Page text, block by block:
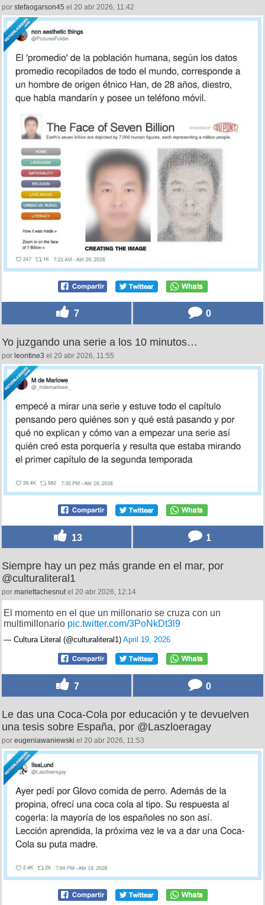
por stefaogarson45 el 20 abr 2026, 11:42
7 0
Yo juzgando una serie a los 10 minutos…
por leontine3 el 20 abr 2026, 11:55
13 1
Siempre hay un pez más grande en el mar, por
@culturaliteral1
por mariettachesnutel 20 abr 2026, 12:14
El momento en el que un millonario se cruza con un
multimillonario pic.twitter.com/3PoNkDt3l9
— Cultura Literal (@culturaliteral1) April 19, 2026
7 0
Le das una Coca‑Cola por educación y te devuelven
una tesis sobre España, por @Laszloeragay
por eugeniawaniewski el 20 abr 2026, 11:53